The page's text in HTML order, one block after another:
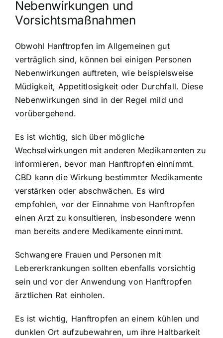
Nebenwirkungen und
Vorsichtsmaßnahmen
Obwohl Hanftropfen im Allgemeinen gut
verträglich sind, können bei einigen Personen
Nebenwirkungen auftreten, wie beispielsweise
Müdigkeit, Appetitlosigkeit oder Durchfall. Diese
Nebenwirkungen sind in der Regel mild und
vorübergehend.
Es ist wichtig, sich über mögliche
Wechselwirkungen mit anderen Medikamenten zu
informieren, bevor man Hanftropfen einnimmt.
CBD kann die Wirkung bestimmter Medikamente
verstärken oder abschwächen. Es wird
empfohlen, vor der Einnahme von Hanftropfen
einen Arzt zu konsultieren, insbesondere wenn
man bereits andere Medikamente einnimmt.
Schwangere Frauen und Personen mit
Lebererkrankungen sollten ebenfalls vorsichtig
sein und vor der Anwendung von Hanftropfen
ärztlichen Rat einholen.
Es ist wichtig, Hanftropfen an einem kühlen und
dunklen Ort aufzubewahren, um ihre Haltbarkeit